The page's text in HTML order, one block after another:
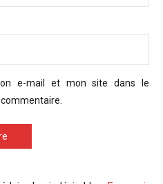
e-mail et mon site dans le